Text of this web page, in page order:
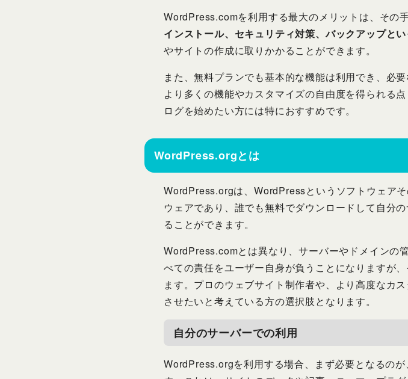
WordPress.comを利用する最大のメリットは、その
インストール、セキュリティ対策、バックアップと
やサイトの作成に取りかかることができます。
また、無料プランでも基本的な機能は利用でき、必
より多くの機能やカスタマイズの自由度を得られる
ログを始めたい方には特におすすめです。
WordPress.orgとは
WordPress.orgは、WordPressというソフトウェア
ウェアであり、誰でも無料でダウンロードして自分
ることができます。
WordPress.comとは異なり、サーバーやドメインの
べての責任をユーザー自身が負うことになりますが
ます。プロのウェブサイト制作者や、より高度なカ
させたいと考えている方の選択肢となります。
自分のサーバーでの利用
WordPress.orgを利用する場合、まず必要となるの